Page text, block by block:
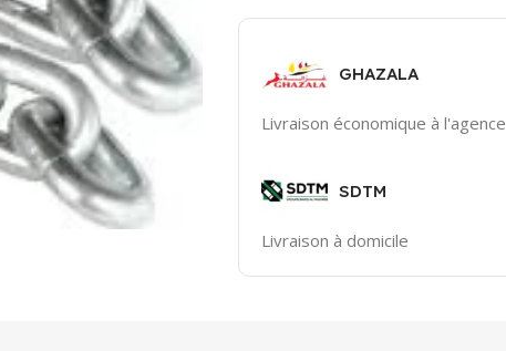
GHAZALA
Livraison économique à l'agence
SDTM
Livraison à domicile